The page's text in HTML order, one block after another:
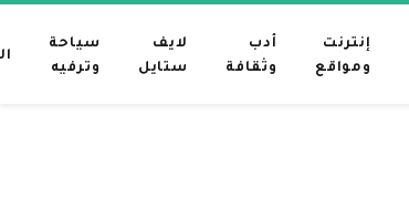
إنترنت
ومواقع
أدب
وثقافة
لايف
ستايل
سياحة
وترفيه